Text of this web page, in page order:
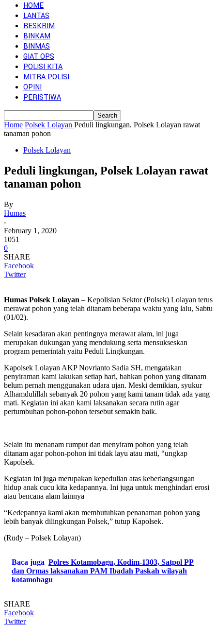
HOME
LANTAS
RESKRIM
BINKAM
BINMAS
GIAT OPS
POLISI KITA
MITRA POLISI
OPINI
PERISTIWA
Home Polsek Lolayan Peduli lingkungan, Polsek Lolayan rawat
tanaman pohon
Polsek Lolayan
Peduli lingkungan, Polsek Lolayan rawat
tanaman pohon
By
Humas
-
February 1, 2020
1051
0
SHARE
Facebook
Twitter
Humas Polsek Lolayan – Kepolisian Sektor (Polsek) Lolayan terus
merawat pohon yang telah ditanam beberapa waktu yang lalu, Sabtu
(01/02).
Selain kesadaran akan pentingnya merawat alam, ini juga
merupakan dukungan yang mendukung serta mensukseskan
program pemerintah yaitu Peduli Lingkungan.
Kapolsek Lolayan AKP Novrianto Sadia SH, mengatakan
penyiraman kami lakukan setiap hari, bahkan pohon yang ditanam
belum pernah menggunakan udara ujan. Meski demikian, syukur
Alhamdulillah sebanyak 20 pohon yang kami tanam tidak ada yang
mati. Kegiatan ini akan kami laksanakan secara rutin agar
pertumbuhan pohon-pohon tersebut semakin baik.
Selain itu menanam rumput dan menyiram pohon yang telah
ditanam agar pohon-pohon ini tidak layu atau mati, “ungkap
Kapolsek.
Kegiatan ini juga merupakan kepedulian atas keberlangsungan
hidup anak cucu kita kedapannya. Ini juga untuk menghindari erosi
atau bencana alam lainnya
“Kedepannya kami akan membutuhkan penanaman pohon yang
lebih banyak dilingkungan Polsek,” tutup Kapolsek.
(Rudy – Polsek Lolayan)
Baca juga Polres Kotamobagu, Kodim-1303, Satpol PP
dan Ormas laksanakan PAM Ibadah Paskah wilayah
kotamobagu
SHARE
Facebook
Twitter